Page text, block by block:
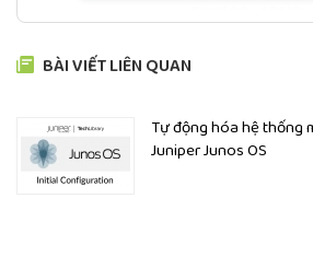
Packet
Switching
Capacities
EX4100-24P/
(unidirectional)/
BÀI VIẾT LIÊN QUAN
Tự động hóa hệ thống
Juniper Junos OS